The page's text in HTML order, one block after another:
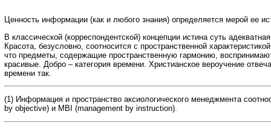
Ценность информации (как и любого знания) определяется мерой ее
В классической (корреспондентской) концепции истина суть
Красота, безусловно, соотносится с пространственной
что предметы, содержащие пространственную гармонию,
красивые. Добро – категория времени. Христианское вероучение
времени так.
(1) Информация и пространство аксиологического менеджмента
by objective) и MBI (management by instruction).